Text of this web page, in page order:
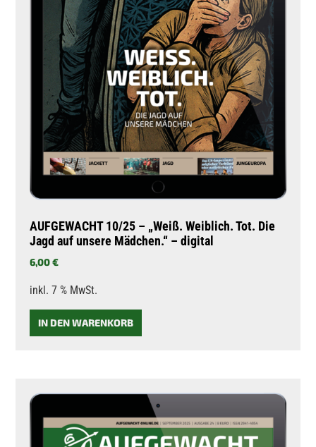
AUFGEWACHT 10/25 – „Weiß. Weiblich. Tot. Die
Jagd auf unsere Mädchen.“ – digital
6,00€
inkl. 7 % MwSt.
IN DEN WARENKORB